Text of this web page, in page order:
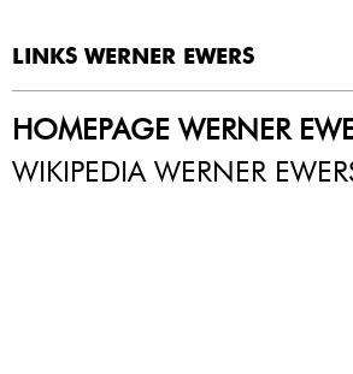
LINKS WERNER EWERS
HOMEPAGE WERNER
WIKIPEDIA WERNER